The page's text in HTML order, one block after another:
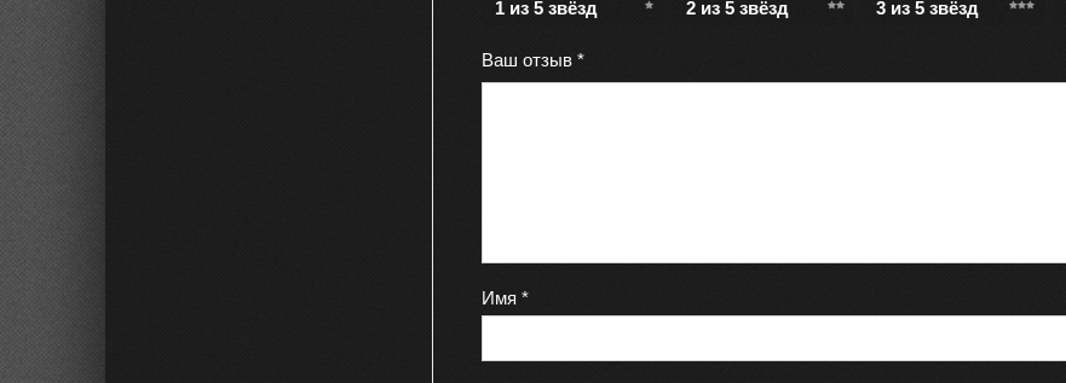
1 из 5 звёзд 2 из 5 звёзд 3 из 5 звёзд
Ваш отзыв *
Имя *